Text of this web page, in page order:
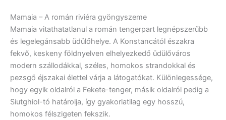
Mamaia – A román riviéra gyöngyszeme
Mamaia vitathatatlanul a román tengerpart legnépszerűbb
és legelegánsabb üdülőhelye. A Konstancától északra
fekvő, keskeny földnyelven elhelyezkedő üdülőváros
modern szállodákkal, széles, homokos strandokkal és
pezsgő éjszakai élettel várja a látogatókat. Különlegessége,
hogy egyik oldalról a Fekete-tenger, másik oldalról pedig a
Siutghiol-tó határolja, így gyakorlatilag egy hosszú,
homokos félszigeten fekszik.